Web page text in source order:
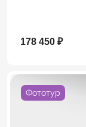
178 450 ₽
Фототур